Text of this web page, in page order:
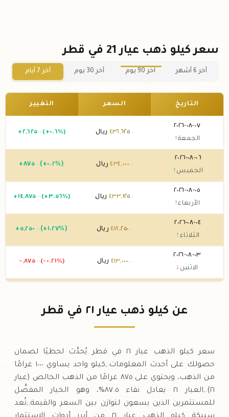
سعر كيلو ذهب عيار 21 في قطر
آخر 6 أشهر آخر 90 يوم آخر 30 يوم آخر 7 أيام
التاريخ السعر التغيير
٠٧-٠٨-٢٠٢٦
الجمعة↑
٤٣٦,٦٢٥.٠٠ ريال + ٢,٦٢٥ .٠٠ (+٠.٦%)
٠٦-٠٨-٢٠٢٦
الخميس ↑
٤٣٤,٠٠٠ ريال +٨٧٥ .٠٠ (+٠.٢%)
٠٥-٠٨-٢٠٢٦
الأربعاء↑
٤٣٣,١٢٥ .٠٠ ريال + ١٤,٨٧٥ .٠٠ (+٣.٥٦%)
٠٤-٠٨-٢٠٢٦
الثلاثاء ↑
٤١٨,٢٥٠ .٠٠ ريال + ٥,٢٥٠ .٠٠ (+١.٢٧%)
٠٣-٠٨-٢٠٢٦
الاثنين ↓
٤١٣,٠٠٠ .٠٠ ريال - ,٨٧٥ .٠٠ (-٠.٢١%)
٤١٣,٨٧٥.٠٠ ريال
عن كيلو ذهب عيار ٢١ في قطر
سعر كيلو الذهب عيار ٢١ في قطر يُحدَّث لحظيًا لضمان
حصولك على أحدث المعلومات.,كيلو واحد يساوي ١٠٠٠ غرامًا
من الذهب، ويحتوي على ٨٧٥ غرامًا من الذهب الخالص (عيار
٢١).,العيار ٢١ يعادل نقاء ٨٧.٥%، وهو الخيار المفضَّل
للمستثمرين الذين يسعون لتوازن بين السعر والقيمة.,تُعد